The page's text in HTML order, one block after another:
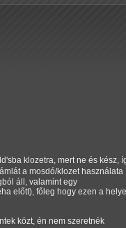
klozetra, mert ne és kész,
a mosdó/klozet használata
áll, valamint egy
előtt), főleg hogy ezen a
közt, én nem szeretnék